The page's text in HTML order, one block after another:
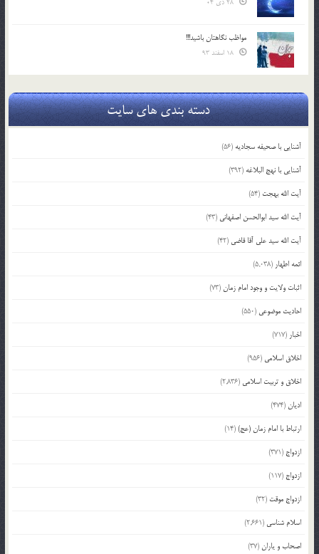
مواظب نگاهتان باشید!!!
دسته بندی های سایت
آشنایی با صحیفه سجادیه (56)
آشنایی با نهج البلاغه (392)
آیت الله بهجت (54)
آیت الله سید ابوالحسن اصفهانی (43)
آیت الله سید علی آقا قاضی (42)
ائمه اطهار (5,038)
اثبات ولایت و وجود امام زمان(73)
احادیث موضوعی (550)
اخبار (717)
اخلاق اسلامی (956)
اخلاق و تربیت اسلامی (2,836)
ادیان(474)
ارتباط با امام زمان (عج)(14)
ازدواج (371)
ازدواج (117)
ازدواج موقت (32)
اسلام شناسی (2,661)
اصحاب و یاران(37)